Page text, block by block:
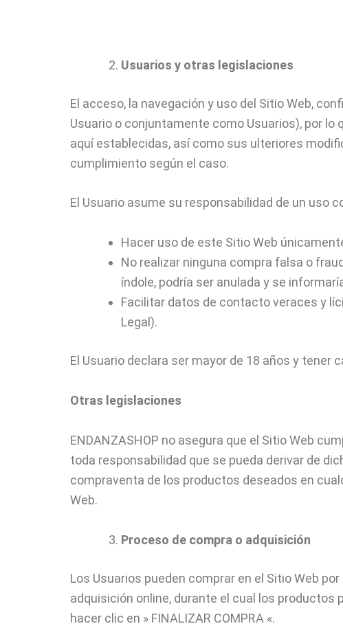
Usuarios y otras legislaciones
El acceso, la navegación y uso del Sitio Web,
Usuario o conjuntamente como Usuarios), por lo
aquí establecidas, así como sus ulteriores
cumplimiento según el caso.
El Usuario asume su responsabilidad de un uso
Hacer uso de este Sitio Web
No realizar ninguna compra falsa o
índole, podría ser anulada y se
Facilitar datos de contacto veraces y
Legal).
El Usuario declara ser mayor de 18 años y
Otras legislaciones
ENDANZASHOP no asegura que el Sitio Web
toda responsabilidad que se pueda derivar de
compraventa de los productos deseados en
Web.
Proceso de compra o adquisición
Los Usuarios pueden comprar en el Sitio Web
adquisición online, durante el cual los
hacer clic en » FINALIZAR COMPRA «.